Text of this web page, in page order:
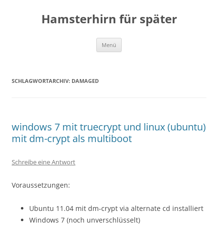
Hamsterhirn für später
Menü
SCHLAGWORTARCHIV: DAMAGED
windows 7 mit truecrypt und linux (ubuntu)
mit dm-crypt als multiboot
Schreibe eine Antwort
Voraussetzungen:
Ubuntu 11.04 mit dm-crypt via alternate cd installiert
Windows 7 (noch unverschlüsselt)